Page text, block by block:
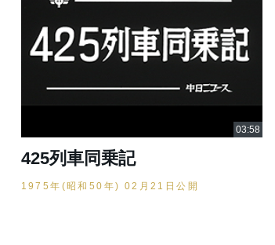
425列車同乗記
1975年(昭和50年) 02月21日公開